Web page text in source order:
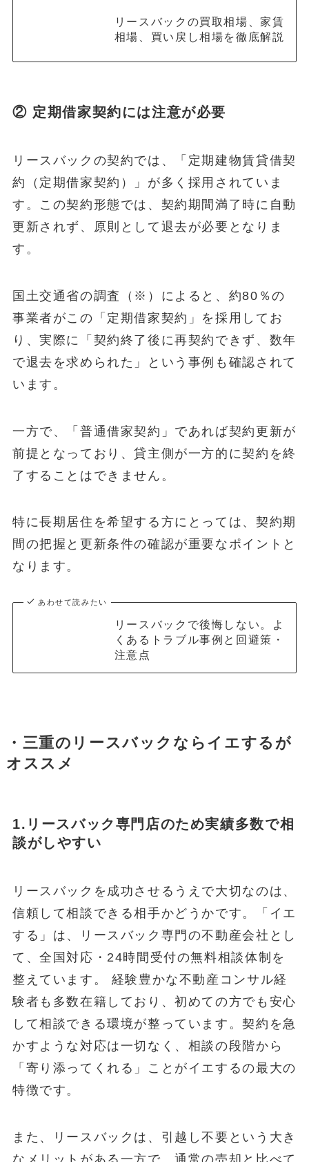
リースバックの買取相場、家賃
相場、買い戻し相場を徹底解説
② 定期借家契約には注意が必要
リースバックの契約では、「定期建物賃貸借契
約（定期借家契約）」が多く採用されていま
す。この契約形態では、契約期間満了時に自動
更新されず、原則として退去が必要となりま
す。
国土交通省の調査（※）によると、約80％の
事業者がこの「定期借家契約」を採用してお
り、実際に「契約終了後に再契約できず、数年
で退去を求められた」という事例も確認されて
います。
一方で、「普通借家契約」であれば契約更新が
前提となっており、貸主側が一方的に契約を終
了することはできません。
特に長期居住を希望する方にとっては、契約期
間の把握と更新条件の確認が重要なポイントと
なります。
あわせて読みたい
リースバックで後悔しない。よ
くあるトラブル事例と回避策・
注意点
・三重のリースバックならイエするが
オススメ
1.リースバック専門店のため実績多数で相
談がしやすい
リースバックを成功させるうえで大切なのは、
信頼して相談できる相手かどうかです。「イエ
する」は、リースバック専門の不動産会社とし
て、全国対応・24時間受付の無料相談体制を
整えています。 経験豊かな不動産コンサル経
験者も多数在籍しており、初めての方でも安心
して相談できる環境が整っています。契約を急
かすような対応は一切なく、相談の段階から
「寄り添ってくれる」ことがイエするの最大の
特徴です。
また、リースバックは、引越し不要という大き
なメリットがある一方で、通常の売却と比べて